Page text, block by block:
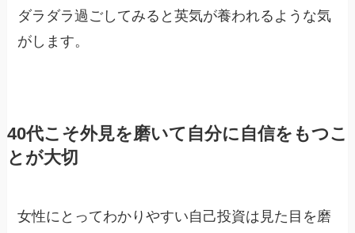
ダラダラ過ごしてみると英気が養われるような気
がします。
40代こそ外見を磨いて自分に自信をもつこ
とが大切
女性にとってわかりやすい自己投資は見た目を磨